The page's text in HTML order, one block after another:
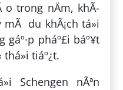
o trong nÄm, khÃ­
mÃ du khÃ¡ch tá»i
gáº·p pháº£i báº¥t
tiáº¿t.
Schengen nÃªn